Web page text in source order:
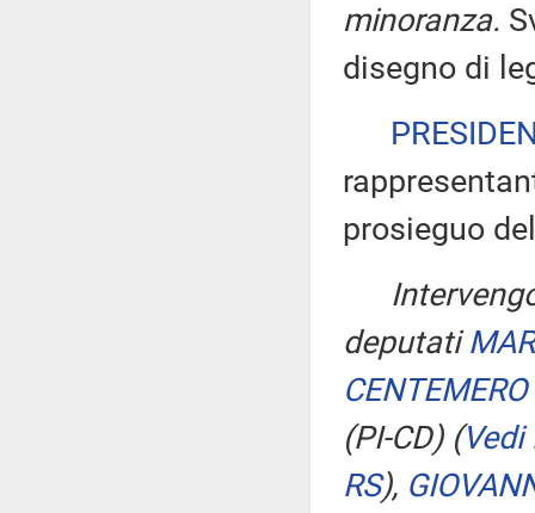
minoranza.
disegno di
prosieguo
deputati
CENTEMERO
(PI-CD) (Vedi
RS),